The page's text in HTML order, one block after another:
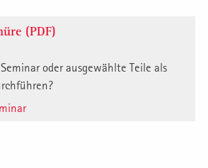
(PDF)
oder ausgewählte Teile als